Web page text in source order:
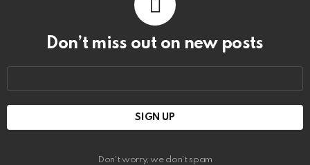
Don’t miss out on new posts
Don't worry, we don't spam